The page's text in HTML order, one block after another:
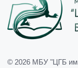
© 2026 МБУ "ЦГБ